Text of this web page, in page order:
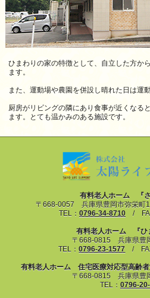
ひまわりの家の特徴として、自立した方か
ます。
また、運動場や農園を併設し晴れた日は運
厨房がリビングの隣にあり食事が近くなる
ます。とても温かみのある施設です。
有料老人ホーム 『さ
〒668-0057 兵庫県豊岡市弥栄町
TEL： 0796-34-8710/ FAX
有料老人ホーム 『ひ
〒668-0815 兵庫県豊
TEL：0796-23-1577 /
有料老人ホーム 住宅医療対応型高齢
〒668-0815 兵庫県豊
TEL： 0796-